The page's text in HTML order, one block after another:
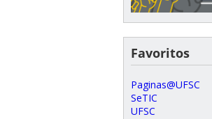
Favoritos
Paginas@UFSC
SeTIC
UFSC